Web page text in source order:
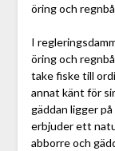
öring och
I
öring och
take fiske till
annat känt för
gäddan ligger
erbjuder ett
abborre och